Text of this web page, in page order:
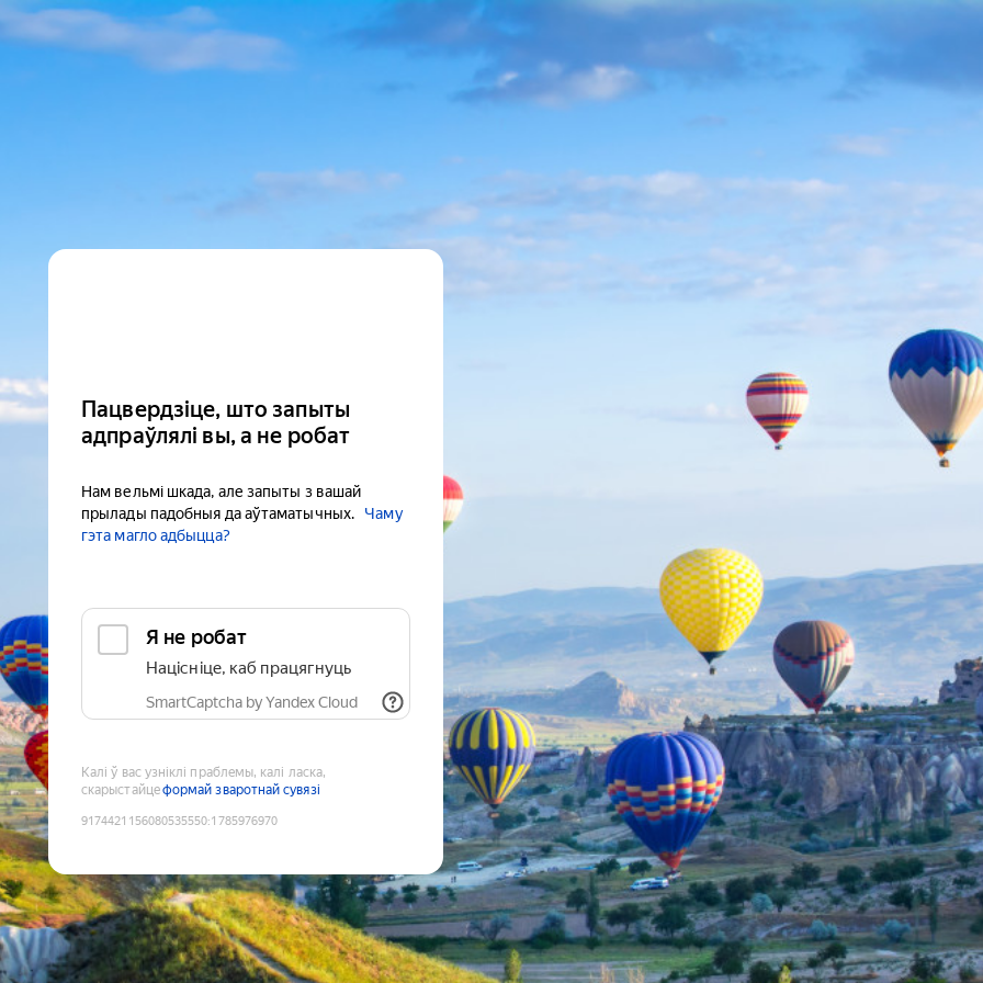
Пацвердзіце, што запыты
адпраўлялі вы, а не робат
Нам вельмі шкада, але запыты з вашай
прылады падобныя да аўтаматычных.
Чаму
гэта магло адбыцца?
Я не робат
Націсніце, каб працягнуць
SmartCaptcha by Yandex Cloud
Калі ў вас узніклі праблемы, калі ласка,
скарыстайцеформай зваротнай сувязі
9174421156080535550:1785976970